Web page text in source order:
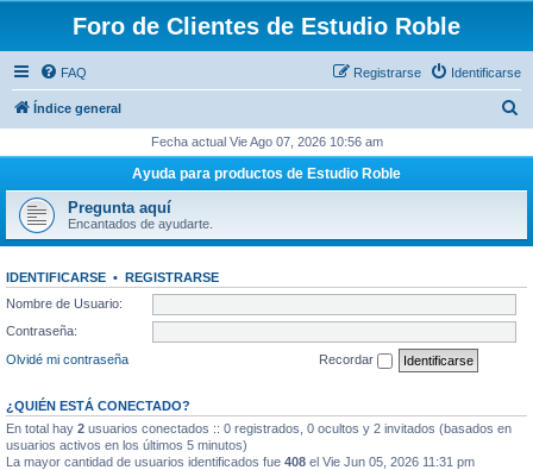
Foro de Clientes de Estudio Roble
FAQ Identificarse
Registrarse
Índice general
c
r
Fecha actual Vie Ago 07, 2026 10:56 am
Ayuda para productos de Estudio Roble
Pregunta aquí
Encantados de ayudarte.
IDENTIFICARSE • REGISTRARSE
Nombre de Usuario:
Contraseña:
Olvidé mi contraseña
Recordar
¿QUIÉN ESTÁ CONECTADO?
En total hay 2 usuarios conectados :: 0 registrados, 0 ocultos y 2 invitados (basados en
usuarios activos en los últimos 5 minutos)
La mayor cantidad de usuarios identificados fue 408 el Vie Jun 05, 2026 11:31 pm